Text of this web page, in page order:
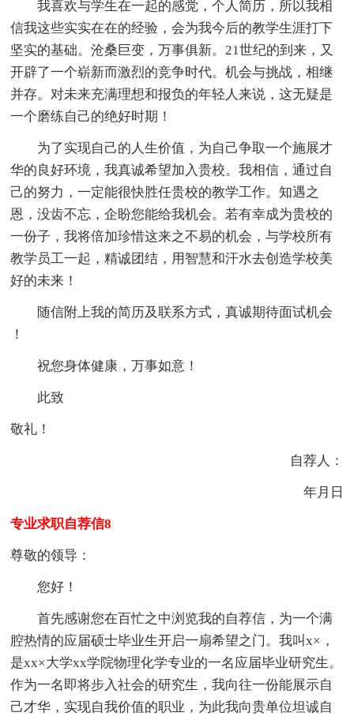
我喜欢与学生在一起的感觉，个人简历，所以我相
信我这些实实在在的经验，会为我今后的教学生涯打下
坚实的基础。沧桑巨变，万事俱新。21世纪的到来，又
开辟了一个崭新而激烈的竞争时代。机会与挑战，相继
并存。对未来充满理想和报负的年轻人来说，这无疑是
一个磨练自己的绝好时期！
为了实现自己的人生价值，为自己争取一个施展才
华的良好环境，我真诚希望加入贵校。我相信，通过自
己的努力，一定能很快胜任贵校的教学工作。知遇之
恩，没齿不忘，企盼您能给我机会。若有幸成为贵校的
一份子，我将倍加珍惜这来之不易的机会，与学校所有
教学员工一起，精诚团结，用智慧和汗水去创造学校美
好的未来！
随信附上我的简历及联系方式，真诚期待面试机会
！
祝您身体健康，万事如意！
此致
敬礼！
自荐人：
年月日
专业求职自荐信8
尊敬的领导：
您好！
首先感谢您在百忙之中浏览我的自荐信，为一个满
腔热情的应届硕士毕业生开启一扇希望之门。我叫x×，
是xx×大学xx学院物理化学专业的一名应届毕业研究生。
作为一名即将步入社会的研究生，我向往一份能展示自
己才华，实现自我价值的职业，为此我向贵单位坦诚自